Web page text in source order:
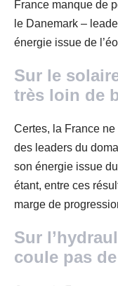
France manque de
le Danemark –
énergie issue de
Sur le
très loin de
Certes, la France
des leaders du
son énergie issue
étant, entre ces
marge de
Sur
coule pas